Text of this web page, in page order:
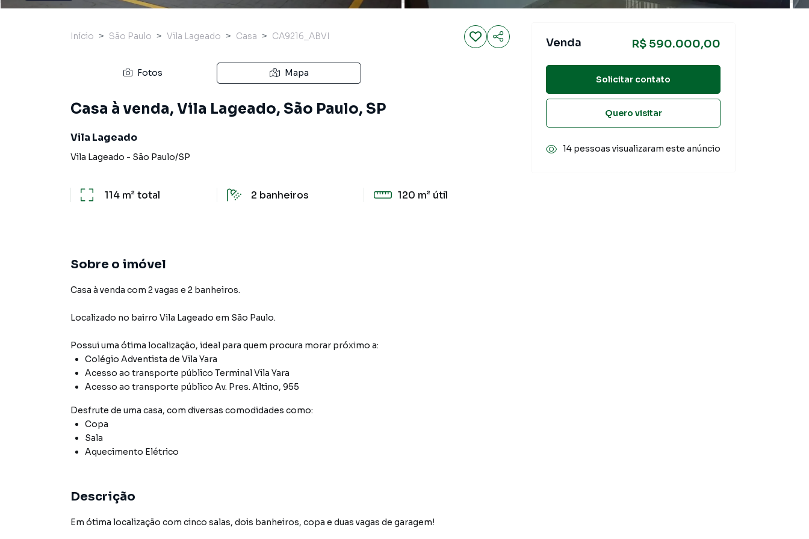
Início São Paulo Vila Lageado Casa CA9216_ABVI
Fotos Mapa
Casa à venda, Vila Lageado, São Paulo, SP
Vila Lageado
Vila Lageado - São Paulo/SP
114 m²total 2 banheiros 120 m² útil
Sobre o imóvel
Casa à venda com 2 vagas e 2 banheiros.
Localizado no bairro Vila Lageado em São Paulo.
Possui uma ótima localização, ideal para quem procura morar próximo a:
Colégio Adventista de Vila Yara
Acesso ao transporte público Terminal Vila Yara
Acesso ao transporte público Av. Pres. Altino, 955
Desfrute de uma casa, com diversas comodidades como:
Copa
Sala
Aquecimento Elétrico
Descrição
Em ótima localização com cinco salas, dois banheiros, copa e duas vagas de garagem!
Venda R$ 590.000,00
Solicitar contato
Quero visitar
14 pessoas visualizaram este anúncio